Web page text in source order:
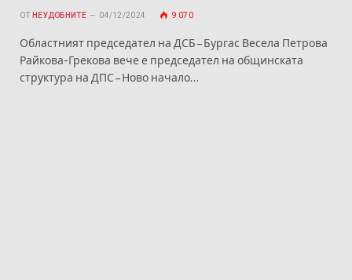
ОТ НЕУДОБНИТЕ 04/12/2024 9 070
Областният председател на ДСБ – Бургас Весела Петрова
Райкова-Грекова вече е председател на общинската
структура на ДПС – Ново начало…